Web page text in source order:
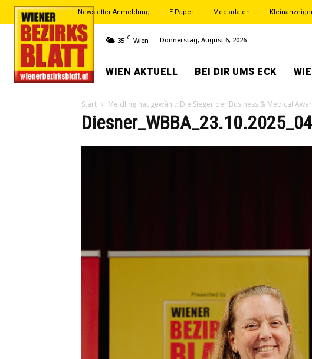
Newsletter-Anmeldung E-Paper Mediadaten
35 C Wien Donnerstag, August 6, 2026
WIEN AKTUELL BEI DIR UMS ECK
Start Meidling hat gewählt: Die Sieger der Business & Medical